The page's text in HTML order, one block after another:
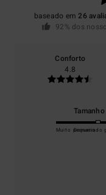
baseado em26
92% dos
Conforto
4.8
Tamanho
Muito pequeno
Demasiado